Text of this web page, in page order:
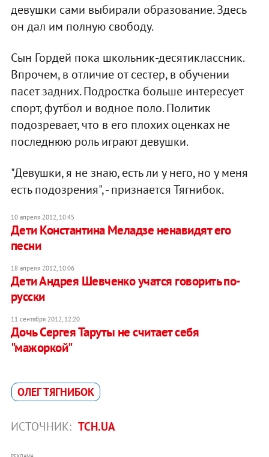
девушки сами выбирали образование. Здесь
он дал им полную свободу.
Сын Гордей пока школьник-десятиклассник.
Впрочем, в отличие от сестер, в обучении
пасет задних. Подростка больше интересует
спорт, футбол и водное поло. Политик
подозревает, что в его плохих оценках не
последнюю роль играют девушки.
"Девушки, я не знаю, есть ли у него, но у меня
есть подозрения", - признается Тягнибок.
10 апреля 2012, 10:45
Дети Константина Меладзе ненавидят его
песни
18 апреля 2012, 10:06
Дети Андрея Шевченко учатся говорить по-
русски
11 сентября 2012, 12:20
Дочь Сергея Таруты не считает себя
"мажоркой"
ОЛЕГ ТЯГНИБОК
ИСТОЧНИК: ТСН.UA